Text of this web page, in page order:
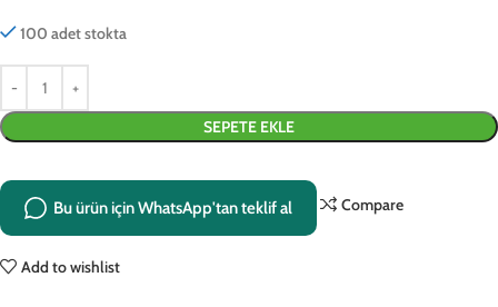
100 adet stokta
SEPETE EKLE
Bu ürün için WhatsApp'tan teklif al Compare
Add to wishlist